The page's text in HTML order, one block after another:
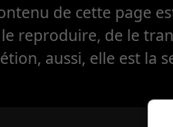
de cette page
reproduire, de le
aussi, elle est la